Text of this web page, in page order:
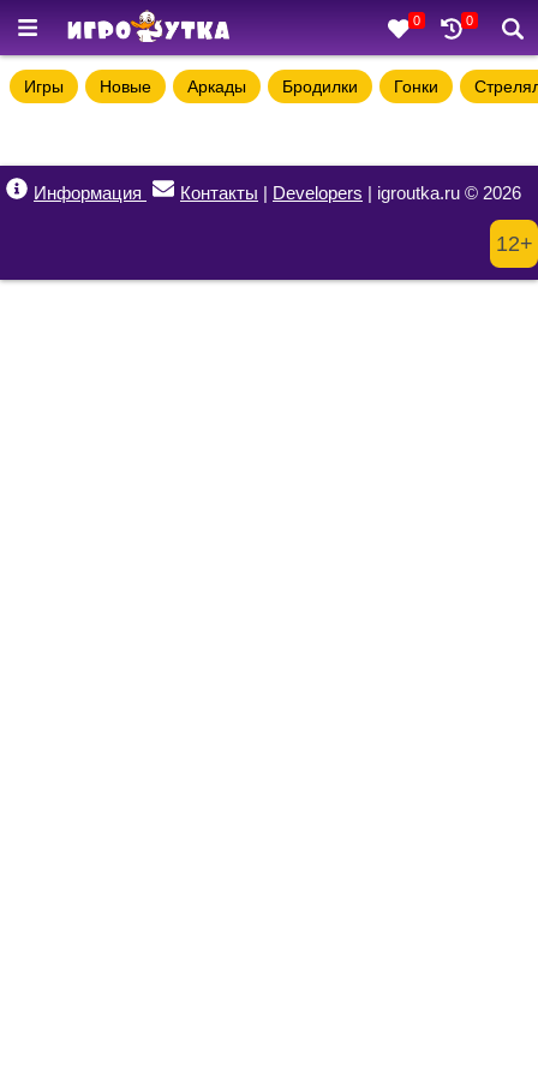
0 0
Игры Новые Аркады Бродилки Гонки
Информация Контакты | Developers | igroutka.ru © 2026
12+